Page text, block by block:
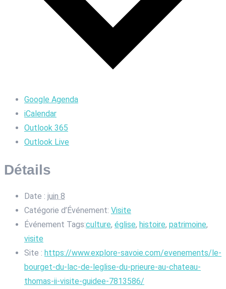
Google Agenda
iCalendar
Outlook 365
Outlook Live
Détails
Date : juin 8
Catégorie d’Événement: Visite
Événement Tags:culture, église, histoire, patrimoine,
visite
Site : https://www.explore-savoie.com/evenements/le-
bourget-du-lac-de-leglise-du-prieure-au-chateau-
thomas-ii-visite-guidee-7813586/